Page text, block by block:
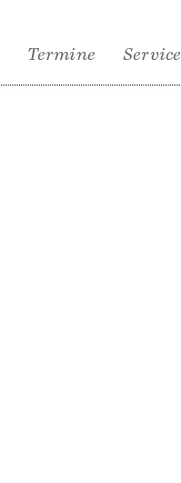
Termine Service